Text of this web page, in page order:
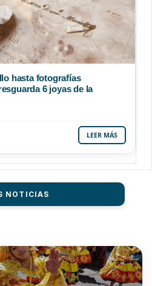
hasta fotografías
6 joyas de la
LEER MÁS
NOTICIAS